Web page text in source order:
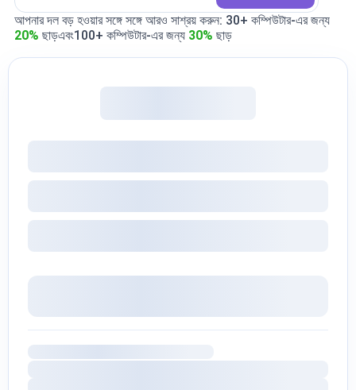
আপনার দল বড় হওয়ার সঙ্গে সঙ্গে আরও সাশ্রয় করুন: 30+ কম্পিউটার-এর জন্য
20% ছাড়এবং100+ কম্পিউটার-এর জন্য 30% ছাড়